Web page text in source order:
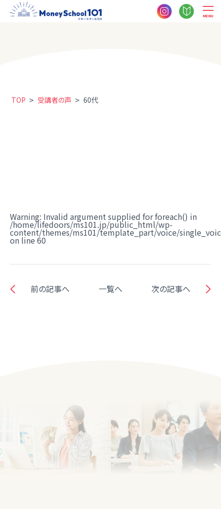
MENU
TOP > 受講者の声 > 60代
Warning: Invalid argument supplied for foreach() in
/home/lifedoors/ms101.jp/public_html/wp-
content/themes/ms101/template_part/voice/
on line 60
前の記事へ 一覧へ 次の記事へ